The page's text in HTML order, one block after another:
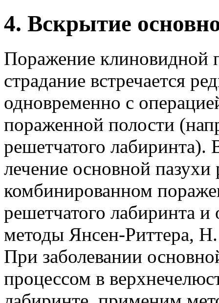
4. Вскрытие
Поражение клиновидной
страдание встречается
одновременно с
пораженной полости
решетчатого лабиринта).
лечение основной
комбинированном
решетчатого лабиринта
методы Янсен-Риттера,
При заболевании
процессом в